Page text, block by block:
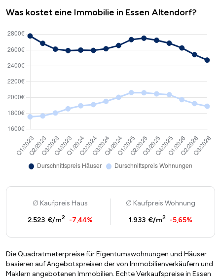
Was kostet eine Immobilie in Essen Altendorf?
Kaufpreis Haus
2.523 €/m2 -7,44%
Kaufpreis Wohnung
1.933 €/m2 -5,65%
Die Quadratmeterpreise für Eigentumswohnungen und Häuser
basieren auf Angebotspreisen der von Immobilienverkäufern und
Maklern angebotenen Immobilien. Echte Verkaufspreise in Essen